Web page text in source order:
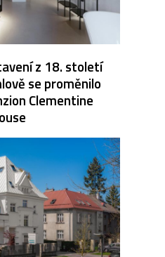
z 18. století
se proměnilo
Clementine